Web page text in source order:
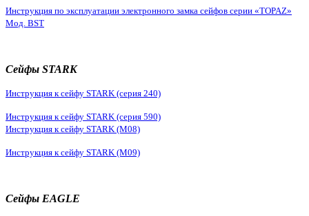
Инструкция по эксплуатации электронного замка сейфов серии «TOPAZ»
Мод. BST
Сейфы STARK
Инструкция к сейфу STARK (серия 240)
Инструкция к сейфу STARK (серия 590)
Инструкция к сейфу STARK (M08)
Инструкция к сейфу STARK (M09)
Сейфы EAGLE